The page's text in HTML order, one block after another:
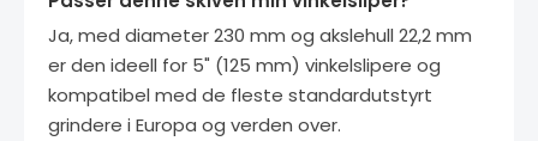
Ja, med diameter 230 mm og akslehull 22,2 mm
er den ideell for 5" (125 mm) vinkelslipere og
kompatibel med de fleste standardutstyrt
grindere i Europa og verden over.